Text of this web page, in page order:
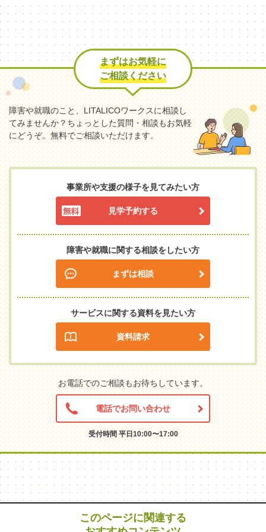
まずはお気軽に
ご相談ください
障害や就職のこと、LITALICOワークスに相談し
てみませんか？ちょっとした質問・相談もお気軽
にどうぞ。無料でご相談いただけます。
事業所や支援の様子を見てみたい方
見学予約する
障害や就職に関する相談をしたい方
まずは相談
サービスに関する資料を見たい方
資料請求
お電話でのご相談もお待ちしています。
電話でお問い合わせ
受付時間 平日10:00〜17:00
このページに関連する